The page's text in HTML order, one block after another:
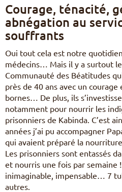
Courage, ténacité,
abnégation au
souffrants
Oui tout cela est notre
médecins… Mais il y a surtout
Communauté des Béatitudes
près de 40 ans avec un
bornes… De plus, ils
notamment pour nourrir les
prisonniers de Kabinda. C’est
années j’ai pu accompagner
qui avaient préparé la
Les prisonniers sont entassés
et nourris une fois par semaine
inimaginable, impensable… 7
autres.